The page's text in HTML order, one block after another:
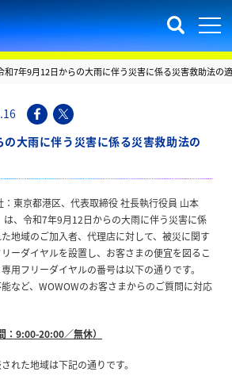
和7年9月12日からの大雨に伴う災害に係る災害救助法の
大雨に伴う災害に係る災害救助法の
東京都港区、代表取締役 社長執行役員 山本
は、令和7年9月12日からの大雨に伴う災害に係
地域のご加入者、代理店に対して、被災に関す
ーダイヤルを設置し、お客さまの便宜を図るこ
用フリーダイヤルの番号は以下の通りです。
など、WOWOWのお客さまからのご質問に対応
9:00-20:00／無休）
れた地域は下記の通りです。